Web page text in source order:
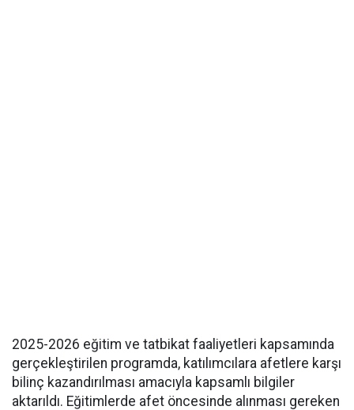
2025-2026 eğitim ve tatbikat faaliyetleri kapsamında
gerçekleştirilen programda, katılımcılara afetlere karşı
bilinç kazandırılması amacıyla kapsamlı bilgiler
aktarıldı. Eğitimlerde afet öncesinde alınması gereken